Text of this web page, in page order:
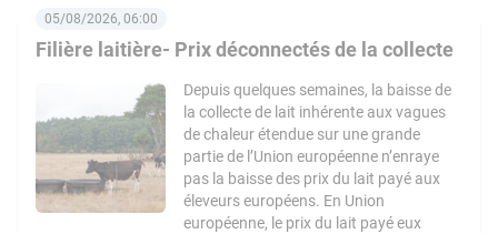
Filière laitière- Prix déconnectés de la collecte
05/08/2026, 06:00
Depuis quelques semaines, la baisse de
la collecte de lait inhérente aux vagues
de chaleur étendue sur une grande
partie de l’Union européenne n’enraye
pas la baisse des prix du lait payé aux
éleveurs européens. En Union
européenne, le prix du lait payé eux